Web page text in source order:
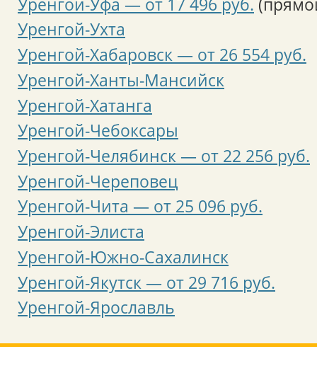
Уренгой-Уфа — от 17 496 руб.
Уренгой-Ухта
Уренгой-Хабаровск — от 26 554 руб.
Уренгой-Ханты-Мансийск
Уренгой-Хатанга
Уренгой-Чебоксары
Уренгой-Челябинск — от 22 256 руб.
Уренгой-Череповец
Уренгой-Чита — от 25 096 руб.
Уренгой-Элиста
Уренгой-Южно-Сахалинск
Уренгой-Якутск — от 29 716 руб.
Уренгой-Ярославль